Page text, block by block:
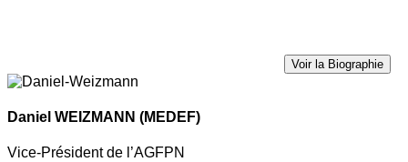
Voir la Biographie
Daniel WEIZMANN (MEDEF)
Vice-Président de l’AGFPN